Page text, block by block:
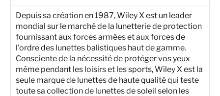
Depuis sa création en 1987, Wiley X est un leader
mondial sur le marché de la lunetterie de protection
fournissant aux forces armées et aux forces de
l'ordre des lunettes balistiques haut de gamme.
Consciente de la nécessité de protéger vos yeux
même pendant les loisirs et les sports, Wiley X est la
seule marque de lunettes de haute qualité qui teste
toute sa collection de lunettes de soleil selon les